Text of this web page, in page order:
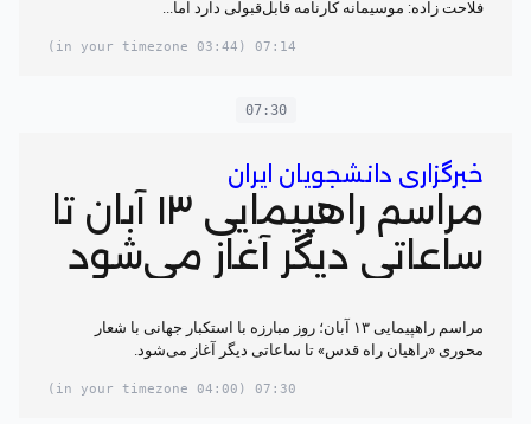
فلاحت ‌زاده: موسیمانه کارنامه قابل‌قبولی دارد اما...
07:14
(03:44 in your timezone)
07:30
خبرگزاری دانشجویان ایران
مراسم راهپیمایی ۱۳ آبان تا
ساعاتی دیگر آغاز می‌شود
مراسم راهپیمایی ۱۳ آبان؛ روز مبارزه با استکبار جهانی با شعار
محوری «راهیان راه قدس» تا ساعاتی دیگر آغاز می‌شود.
07:30
(04:00 in your timezone)